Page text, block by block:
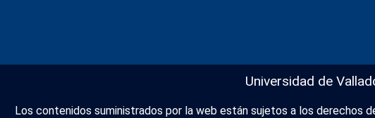
Universidad de
Los contenidos suministrados por la web están sujetos a los derechos